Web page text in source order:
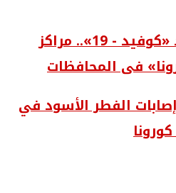
مصر تحصن أبناءها ضد «كوفيد - 19».. مراكز
فى المحافظات
الفطر الأسود في